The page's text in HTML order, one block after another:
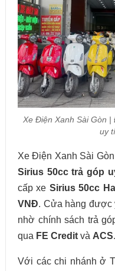
Xe Điện Xanh Sài Gòn
uy
Xe Điện Xanh Sài
Sirius 50cc trả góp
cấp xe Sirius 50cc
VNĐ. Cửa hàng được
nhờ chính sách trả
qua FE Creditvà ACS.
Với các chi nhánh ở